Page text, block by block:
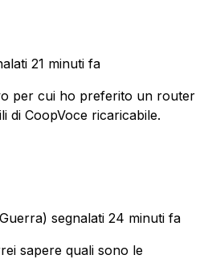
21 minuti fa
per cui ho preferito un router
di CoopVoce ricaricabile.
segnalati 24 minuti fa
sapere quali sono le